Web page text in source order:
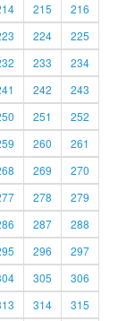
215
216
224
225
233
234
242
243
251
252
260
261
269
270
278
279
287
288
296
297
305
306
314 315